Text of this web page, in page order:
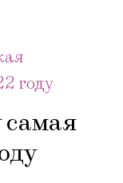
году
самая